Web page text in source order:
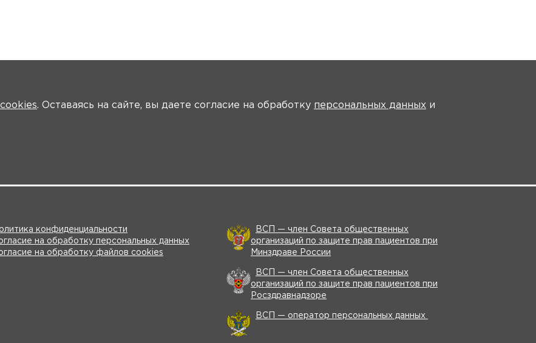
cookies. Оставаясь на сайте, вы даете согласие на обработку персональных данных и
конфиденциальности
на обработку персональных данных
на обработку файлов cookies
ВСП — член Совета общественных
организаций по защите прав пациентов при
Минздраве России
ВСП — член Совета общественных
организаций по защите прав пациентов при
Росздравнадзоре
ВСП — оператор персональных данных